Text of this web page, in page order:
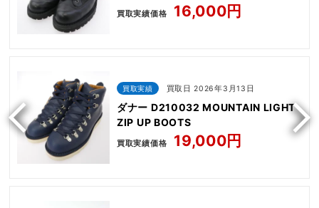
買取実績価格 16,000円
買取実績 買取日 2026年3月13日
ダナー D210032 MOUNTAIN LIGHT
ZIP UP BOOTS
買取実績価格 19,000円